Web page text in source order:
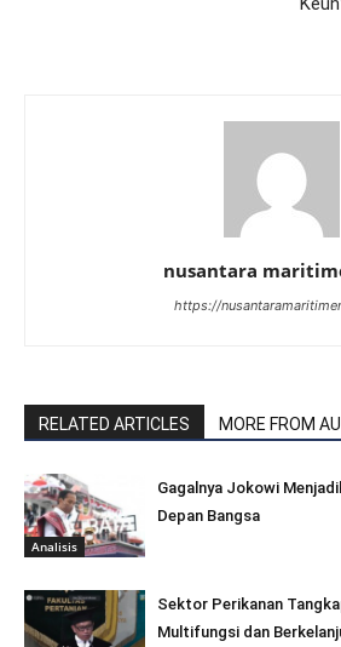
nusantara
https://
RELATED ARTICLES MORE FROM
Analisis
Gagalnya Jokowi
Depan Bangsa
Sektor Perikanan
Multifungsi dan